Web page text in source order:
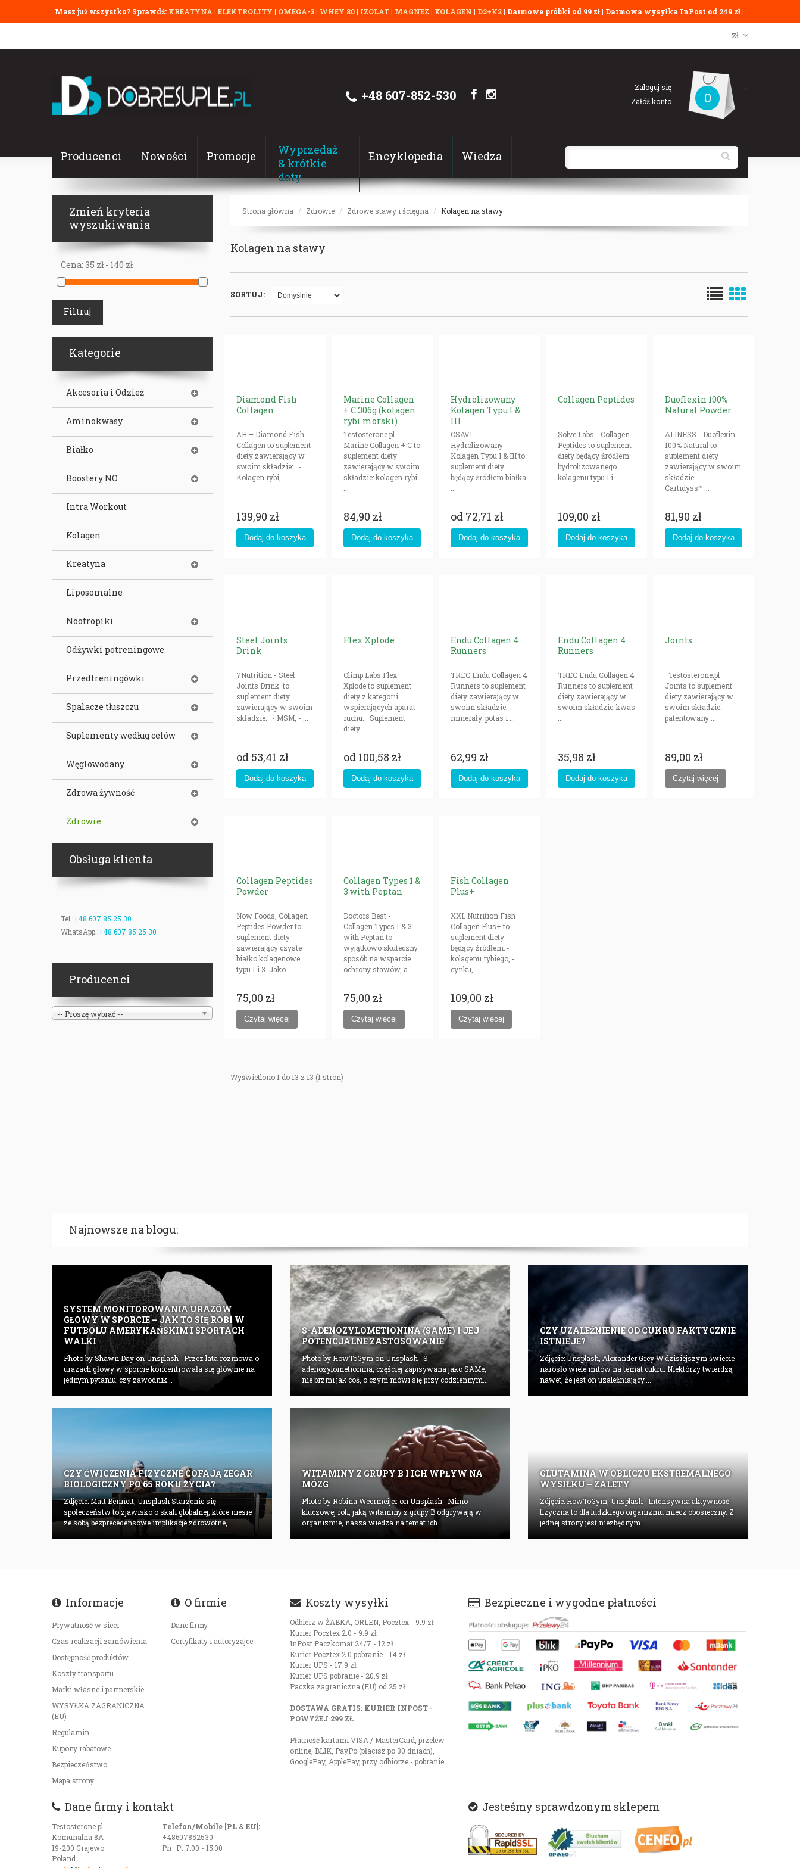
Masz już wszystko? Sprawdź: KREATYNA | ELEKTROLITY | OMEGA-3| WHEY 80| IZOLAT| MAGNEZ | KOLAGEN | D3+K2| Darmowe próbki od 99 zł | Darmowa wysyłka InPost od 249 zł |
zł
+48 607-852-530 0
Zaloguj się
Załóż konto
Producenci Nowości Promocje
Wyprzedaż
& krótkie
daty
Encyklopedia Wiedza
Strona główna Zdrowie Zdrowe stawy i ścięgna Kolagen na stawy
Kolagen na stawy
SORTUJ:
Diamond Fish
Collagen
AH – Diamond Fish
Collagen to suplement
diety zawierający w
swoim składzie: -
Kolagen rybi, - ...
139,90 zł
Marine Collagen
+ C 306g (kolagen
rybi morski)
Testosterone.pl -
Marine Collagen + C to
suplement diety
zawierający w swoim
składzie: kolagen rybi
84,90 zł
Hydrolizowany
Kolagen Typu I &
III
OSAVI -
Hydrolizowany
Kolagen Typu I & III to
suplement diety
będący źródłem białka
od 72,71 zł
Collagen Peptides
Solve Labs - Collagen
Peptides to suplement
diety będący źródłem:
hydrolizowanego
kolagenu typu I i ...
109,00 zł
Duoflexin 100%
Natural Powder
ALINESS - Duoflexin
100% Natural to
suplement diety
zawierający w swoim
składzie: -
Cartidyss™ ...
81,90 zł
Steel Joints
Drink
7Nutrition - Steel
Joints Drink to
suplement diety
zawierający w swoim
składzie: - MSM, - ...
od 53,41 zł
Flex Xplode
Olimp Labs Flex
Xplode to suplement
diety z kategorii
wspierających aparat
ruchu. Suplement
diety ...
od 100,58 zł
Endu Collagen 4
Runners
TREC Endu Collagen 4
Runners to suplement
diety zawierający w
swoim składzie:
minerały: potas i ...
62,99 zł
Endu Collagen 4
Runners
TREC Endu Collagen 4
Runners to suplement
diety zawierający w
swoim składzie: kwas
35,98 zł
Joints
Testosterone.pl
Joints to suplement
diety zawierający w
swoim składzie:
patentowany ...
89,00 zł
Collagen Peptides
Powder
Now Foods, Collagen
Peptides Powder to
suplement diety
zawierający czyste
białko kolagenowe
typu 1 i 3. Jako ...
75,00 zł
Collagen Types 1 &
3 with Peptan
Doctors Best -
Collagen Types 1 & 3
with Peptan to
wyjątkowo skuteczny
sposób na wsparcie
ochrony stawów, a ...
75,00 zł
Fish Collagen
Plus+
XXL Nutrition Fish
Collagen Plus+ to
suplement diety
będący źródłem: -
kolagenu rybiego, -
cynku, - ...
109,00 zł
Wyświetlono 1 do 13 z 13 (1 stron)
Zmień kryteria
wyszukiwania
Cena: 35 zł - 140 zł
Filtruj
Kategorie
Akcesoria i Odzież
Aminokwasy
Białko
Boostery NO
Intra Workout
Kolagen
Kreatyna
Liposomalne
Nootropiki
Odżywki potreningowe
Przedtreningówki
Spalacze tłuszczu
Suplementy według celów
Węglowodany
Zdrowa żywność
Zdrowie
Obsługa klienta
Tel.:+48 607 85 25 30
WhatsApp.:+48 607 85 25 30
Producenci
-- Proszę wybrać --
Najnowsze na blogu:
SYSTEM MONITOROWANIA URAZÓW
GŁOWY W SPORCIE – JAK TO SIĘ ROBI W
FUTBOLU AMERYKAŃSKIM I SPORTACH
WALKI
Photo by Shawn Day on Unsplash Przez lata rozmowa o
urazach głowy w sporcie koncentrowała się głównie na
jednym pytaniu: czy zawodnik...
S-ADENOZYLOMETIONINA (SAME) I JEJ
POTENCJALNE ZASTOSOWANIE
Photo by HowToGym on Unsplash S-
adenozylometionina, częściej zapisywana jako SAMe,
nie brzmi jak coś, o czym mówi się przy codziennym...
CZY UZALEŻNIENIE OD CUKRU FAKTYCZNIE
ISTNIEJE?
Zdjęcie: Unsplash, Alexander Grey W dzisiejszym świecie
narosło wiele mitów na temat cukru. Niektórzy twierdzą
nawet, że jest on uzależniający....
CZY ĆWICZENIA FIZYCZNE COFAJĄ ZEGAR
BIOLOGICZNY PO 65 ROKU ŻYCIA?
Zdjęcie: Matt Bennett, Unsplash Starzenie się
społeczeństw to zjawisko o skali globalnej, które niesie
ze sobą bezprecedensowe implikacje zdrowotne,...
WITAMINY Z GRUPY B I ICH WPŁYW NA
MÓZG
Photo by Robina Weermeijer on Unsplash Mimo
kluczowej roli, jaką witaminy z grupy B odgrywają w
organizmie, nasza wiedza na temat ich...
GLUTAMINA W OBLICZU EKSTREMALNEGO
WYSIŁKU – ZALETY
Zdjęcie: HowToGym, Unsplash Intensywna aktywność
fizyczna to dla ludzkiego organizmu miecz obosieczny. Z
jednej strony jest niezbędnym...
Informacje
Prywatność w sieci
Czas realizacji zamówienia
Dostępność produktów
Koszty transportu
Marki własne i partnerskie
WYSYŁKA ZAGRANICZNA
(EU)
Regulamin
Kupony rabatowe
Bezpieczeństwo
Mapa strony
O firmie
Dane firmy
Certyfikaty i autoryzajce
Koszty wysyłki
Odbierz w ŻABKA, ORLEN, Pocztex - 9.9 zł
Kurier Pocztex 2.0 - 9.9 zł
InPost Paczkomat 24/7 - 12 zł
Kurier Pocztex 2.0 pobranie - 14 zł
Kurier UPS - 17.9 zł
Kurier UPS pobranie - 20.9 zł
Paczka zagraniczna (EU) od 25 zł
DOSTAWA GRATIS: KURIER INPOST -
POWYŻEJ 299 ZŁ
Płatność kartami VISA / MasterCard, przelew
online, BLIK, PayPo (płacisz po 30 dniach),
GooglePay, ApplePay, przy odbiorze - pobranie.
Bezpieczne i wygodne płatności
Dane firmy i kontakt
Testosterone.pl
Komunalna 8A
19-200 Grajewo
Poland
Telefon/Mobile [PL & EU]:
+48607852530
Pn–Pt 7:00 - 15:00
Jesteśmy sprawdzonym sklepem